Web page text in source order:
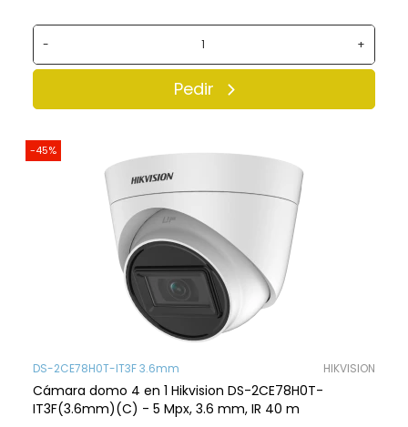
- +
Pedir
-45%
DS-2CE78H0T-IT3F 3.6mm HIKVISION
Cámara domo 4 en 1 Hikvision DS-2CE78H0T-
IT3F(3.6mm)(C) - 5 Mpx, 3.6 mm, IR 40 m